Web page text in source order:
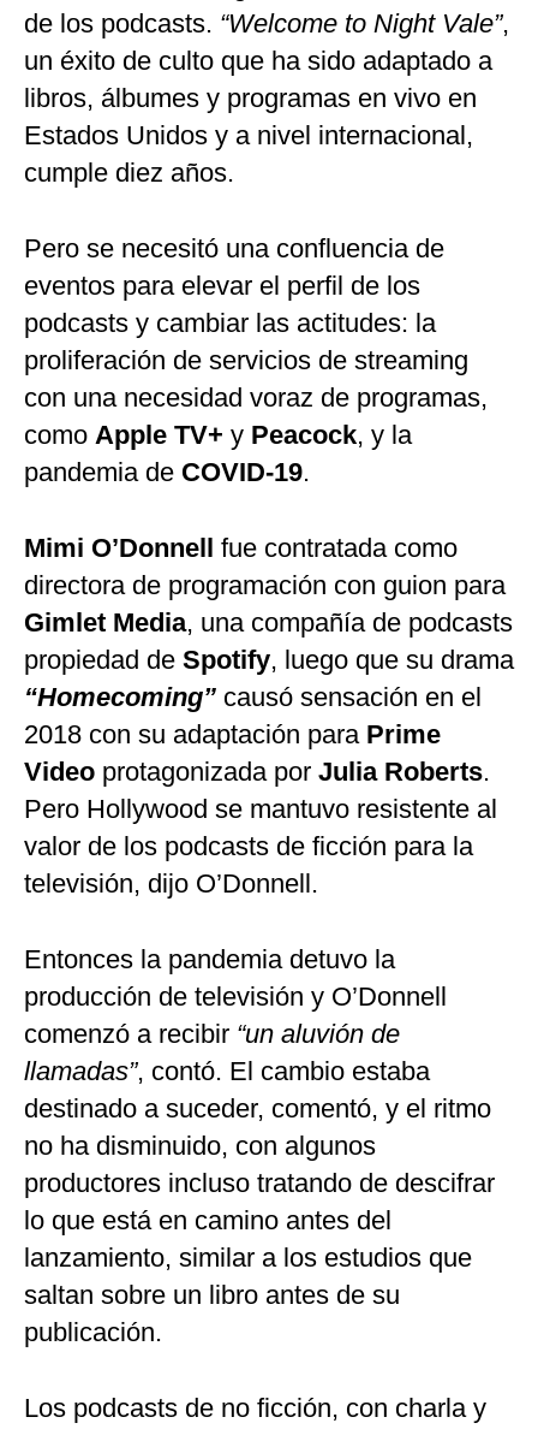
de los podcasts. “Welcome to Night Vale”,
un éxito de culto que ha sido adaptado a
libros, álbumes y programas en vivo en
Estados Unidos y a nivel internacional,
cumple diez años.
Pero se necesitó una confluencia de
eventos para elevar el perfil de los
podcasts y cambiar las actitudes: la
proliferación de servicios de streaming
con una necesidad voraz de programas,
como Apple TV+ y Peacock, y la
pandemia de COVID-19.
Mimi O’Donnell fue contratada como
directora de programación con guion para
Gimlet Media, una compañía de podcasts
propiedad de Spotify, luego que su drama
“Homecoming” causó sensación en el
2018 con su adaptación para Prime
Video protagonizada por Julia Roberts.
Pero Hollywood se mantuvo resistente al
valor de los podcasts de ficción para la
televisión, dijo O’Donnell.
Entonces la pandemia detuvo la
producción de televisión y O’Donnell
comenzó a recibir “un aluvión de
llamadas”, contó. El cambio estaba
destinado a suceder, comentó, y el ritmo
no ha disminuido, con algunos
productores incluso tratando de descifrar
lo que está en camino antes del
lanzamiento, similar a los estudios que
saltan sobre un libro antes de su
publicación.
Los podcasts de no ficción, con charla y